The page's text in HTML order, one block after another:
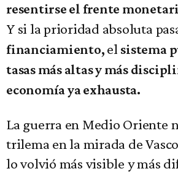
resentirse el frente
Y si la prioridad absoluta
financiamiento, el sistema
tasas más altas y más
economía ya exhausta.
La guerra en Medio Oriente
trilema en la mirada de
lo volvió más visible y más